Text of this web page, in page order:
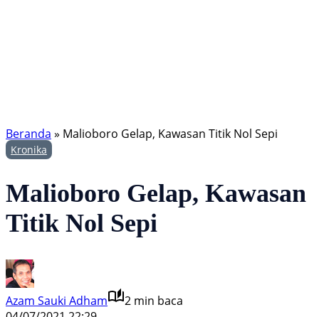
Beranda » Malioboro Gelap, Kawasan Titik Nol Sepi
Kronika
Malioboro Gelap, Kawasan
Titik Nol Sepi
Azam Sauki Adham
2 min baca